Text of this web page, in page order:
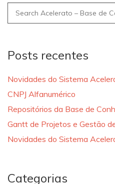
Search
for:
Posts recentes
Novidades do Sistema
CNPJ Alfanumérico
Repositórios da Base de
Gantt de Projetos e Gestão
Novidades do Sistema
Categorias